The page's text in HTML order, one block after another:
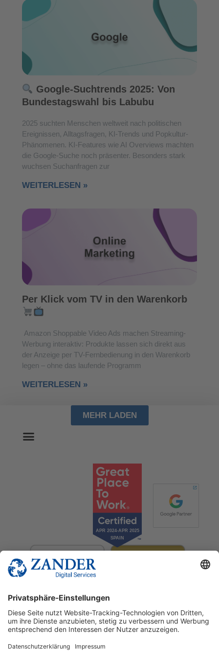
Google-Suchtrends 2025: Von
Bundestagswahl bis Labubu
2025 suchten Menschen weltweit nach politischen
Ereignissen, Alltagsfragen, KI-Trends und Popkultur-
Phänomenen. KI-Features wie AI Overviews machten
die Google-Suche noch präsenter. Besonders stark
wuchsen Suchanfragen zur
WEITERLESEN »
Per Klick vom TV in den Warenkorb
Amazon Shoppable Video Ads machen Streaming-
Werbung interaktiv: Produkte lassen sich direkt aus
der Anzeige per TV-Fernbedienung in den Warenkorb
legen – ohne das laufende Programm
WEITERLESEN »
MEHR LADEN